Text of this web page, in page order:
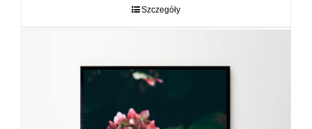
Szczegóły